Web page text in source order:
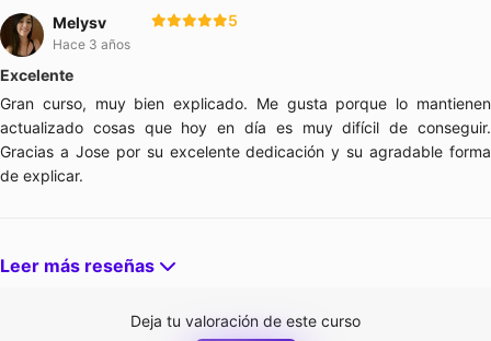
Melysv
Hace 3 años
5
Excelente
Gran curso, muy bien explicado. Me gusta porque lo mantienen
actualizado cosas que hoy en día es muy difícil de conseguir.
Gracias a Jose por su excelente dedicación y su agradable forma
de explicar.
Leer más reseñas
Deja tu valoración de este curso